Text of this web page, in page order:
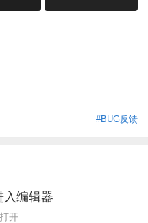
#BUG反馈
入编辑器
开